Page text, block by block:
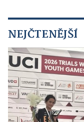
NEJČTENĚJŠÍ